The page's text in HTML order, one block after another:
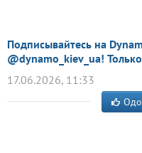
Подписывайтесь на
@dynamo_kiev_ua!
17.06.2026, 11:33